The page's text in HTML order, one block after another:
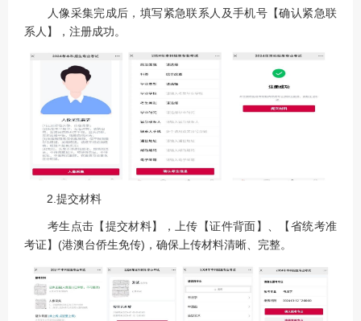
人像采集完成后，填写紧急联系人及手机号【确认紧急联
系人】，注册成功。
2.提交材料
考生点击【提交材料】，上传【证件背面】、【省统考准
考证】(港澳台侨生免传)，确保上传材料清晰、完整。